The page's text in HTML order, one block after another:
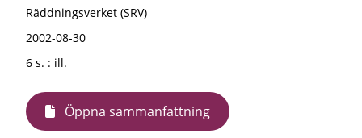
Räddningsverket (SRV)
2002-08-30
6 s. : ill.
Öppna sammanfattning